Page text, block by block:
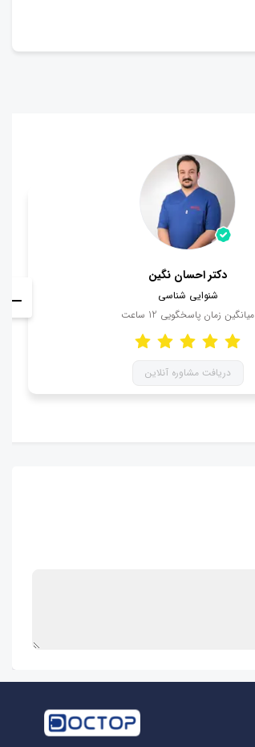
دکتر احسان نگین
شنوایی شناسی
میانگین زمان پاسخگویی 12 ساعت
دریافت مشاوره آنلاین